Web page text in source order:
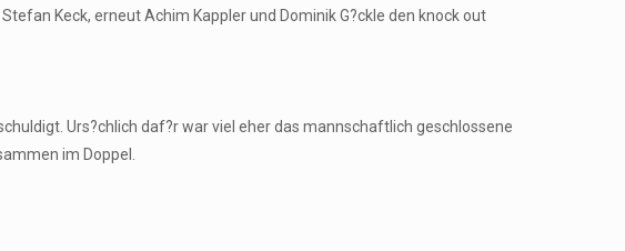
Keck, erneut Achim Kappler und Dominik G?ckle den knock out
Urs?chlich daf?r war viel eher das mannschaftlich geschlossene
im Doppel.